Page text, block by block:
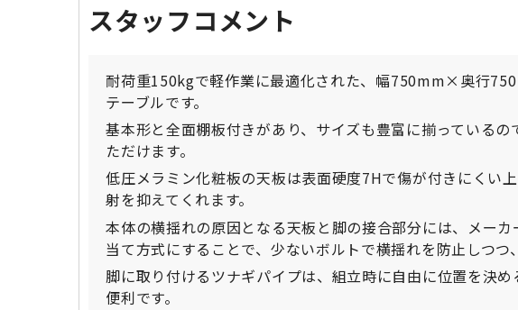
スタッフコメント
耐荷重150kgで軽作業に最適化された、幅750mm×奥行
テーブルです。
基本形と全面棚板付きがあり、サイズも豊富に揃っている
ただけます。
低圧メラミン化粧板の天板は表面硬度7Hで傷が付きにくい
射を抑えてくれます。
本体の横揺れの原因となる天板と脚の接合部分には、メー
当て方式にすることで、少ないボルトで横揺れを防止しつつ
脚に取り付けるツナギパイプは、組立時に自由に位置を決
便利です。